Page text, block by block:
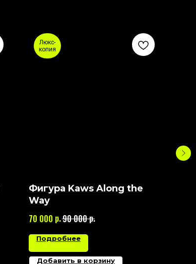
Люкс-
копия
Фигура Kaws Along the
Way
70 000 р.90 000р.
Подробнее
Добавить в корзину